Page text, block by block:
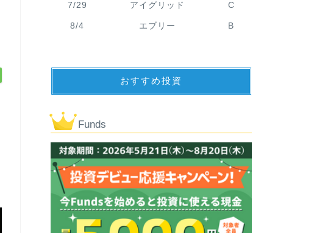
7/29 アイグリッド C
8/4 エブリー B
おすすめ投資
Funds